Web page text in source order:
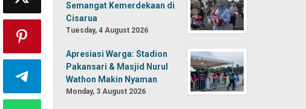
Semangat Kemerdekaan di
Cisarua
Tuesday, 4 August 2026
Apresiasi Warga: Stadion
Pakansari & Masjid Nurul
Wathon Makin Nyaman
Monday, 3 August 2026